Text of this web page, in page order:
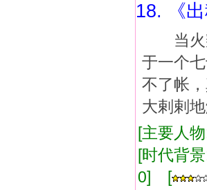
18. 《出
当火辣
于一个
不了帐
大剌剌
[主要人
[时代背
0] [